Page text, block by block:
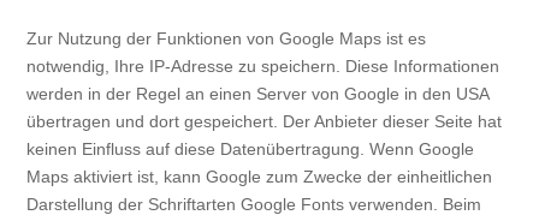
Zur Nutzung der Funktionen von Google Maps ist es
notwendig, Ihre IP-Adresse zu speichern. Diese Informationen
werden in der Regel an einen Server von Google in den USA
übertragen und dort gespeichert. Der Anbieter dieser Seite hat
keinen Einfluss auf diese Datenübertragung. Wenn Google
Maps aktiviert ist, kann Google zum Zwecke der einheitlichen
Darstellung der Schriftarten Google Fonts verwenden. Beim